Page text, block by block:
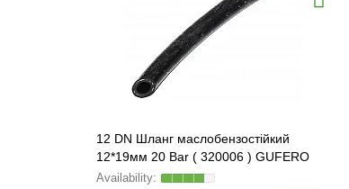
12 DN Шланг маслобензостійкий
12*19мм 20 Bar ( 320006 ) GUFERO